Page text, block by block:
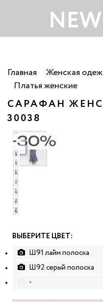
Главная
Женская
Платья женские
САРАФАН
30038
ВЫБЕРИТЕ ЦВЕТ:
Ш91 лайм полоска
Ш92 серый полоска
-